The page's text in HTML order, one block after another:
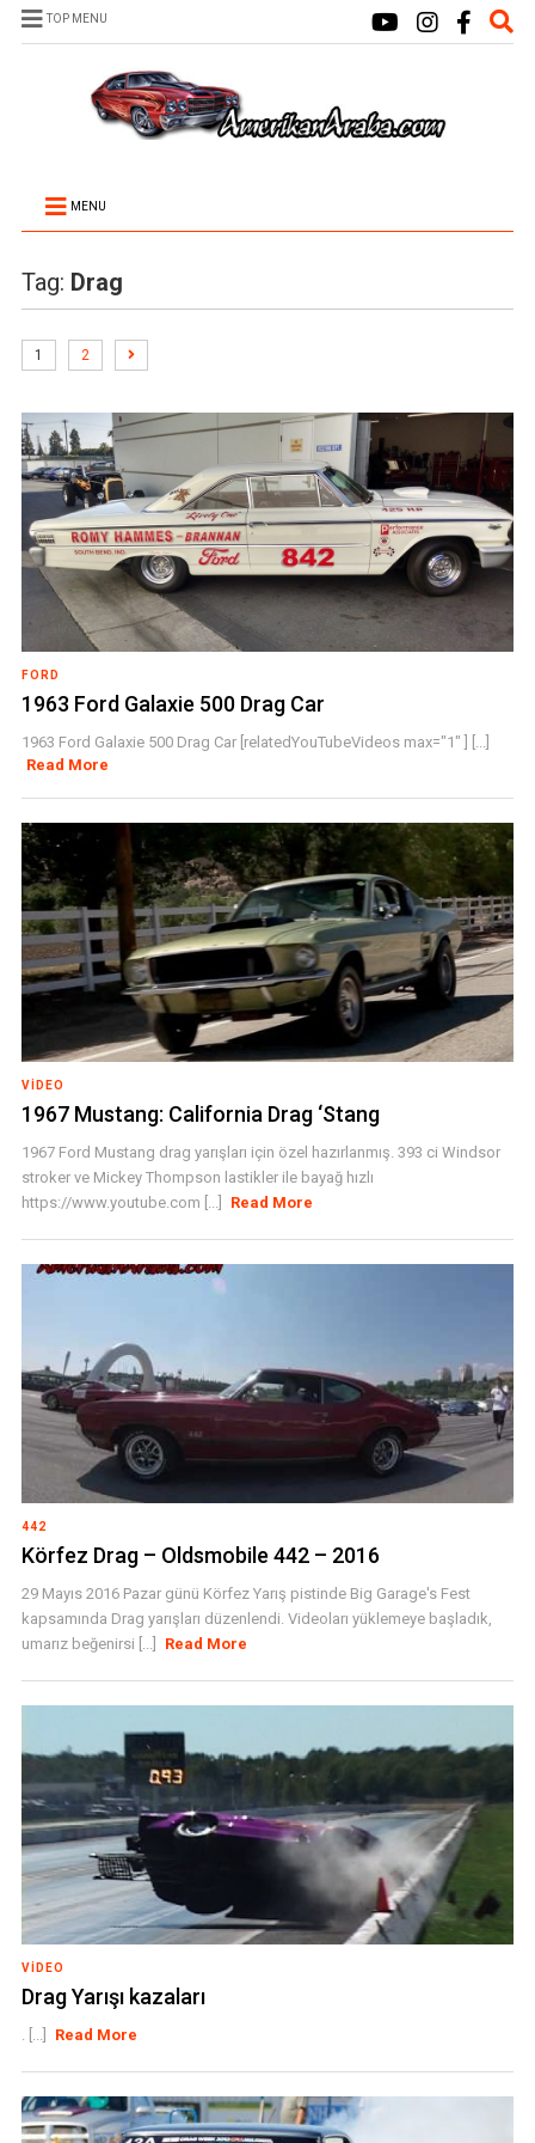
TOP MENU
MENU
Tag: Drag
1 2
FORD
1963 Ford Galaxie 500 Drag Car
1963 Ford Galaxie 500 Drag Car [relatedYouTubeVideos max="1" ] [...]
Read More
VIDEO
1967 Mustang: California Drag ‘Stang
1967 Ford Mustang drag yarışları için özel hazırlanmış. 393 ci Windsor
stroker ve Mickey Thompson lastikler ile bayağ hızlı
https://www.youtube.com [...]
Read More
442
Körfez Drag – Oldsmobile 442 – 2016
29 Mayıs 2016 Pazar günü Körfez Yarış pistinde Big Garage's Fest
kapsamında Drag yarışları düzenlendi. Videoları yüklemeye başladık,
umarız beğenirsi [...]
Read More
VIDEO
Drag Yarışı kazaları
. [...] Read More